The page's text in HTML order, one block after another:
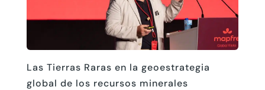
Las Tierras Raras en la geoestrategia
global de los recursos minerales